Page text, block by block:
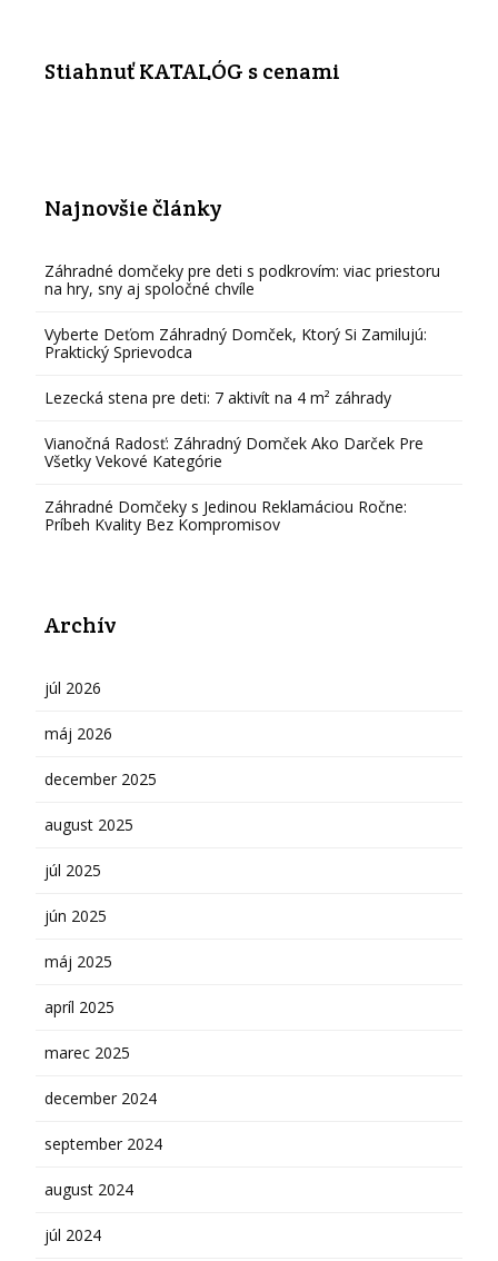
Stiahnuť KATALÓG s cenami
Najnovšie články
Záhradné domčeky pre deti s podkrovím: viac priestoru
na hry, sny aj spoločné chvíle
Vyberte Deťom Záhradný Domček, Ktorý Si Zamilujú:
Praktický Sprievodca
Lezecká stena pre deti: 7 aktivít na 4 m² záhrady
Vianočná Radosť: Záhradný Domček Ako Darček Pre
Všetky Vekové Kategórie
Záhradné Domčeky s Jedinou Reklamáciou Ročne:
Príbeh Kvality Bez Kompromisov
Archív
júl 2026
máj 2026
december 2025
august 2025
júl 2025
jún 2025
máj 2025
apríl 2025
marec 2025
december 2024
september 2024
august 2024
júl 2024